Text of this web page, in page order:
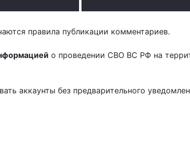
правила публикации комментариев.
о проведении СВО ВС РФ на
аккаунты без предварительного